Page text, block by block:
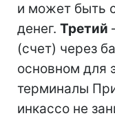
и может быть
денег. Третий
(счет) через
основном для
терминалы
инкассо не